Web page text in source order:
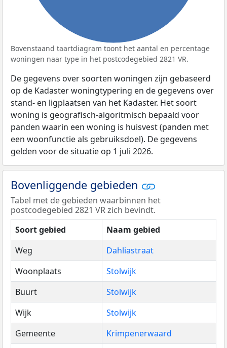
Bovenstaand taartdiagram toont het aantal en percentage
woningen naar type in het postcodegebied 2821 VR.
De gegevens over soorten woningen zijn gebaseerd
op de Kadaster woningtypering en de gegevens over
stand- en ligplaatsen van het Kadaster. Het soort
woning is geografisch-algoritmisch bepaald voor
panden waarin een woning is huisvest (panden met
een woonfunctie als gebruiksdoel). De gegevens
gelden voor de situatie op 1 juli 2026.
Bovenliggende gebieden
Tabel met de gebieden waarbinnen het
postcodegebied 2821 VR zich bevindt.
Soort gebied
Naam gebied
Weg
Dahliastraat
Woonplaats
Stolwijk
Buurt
Stolwijk
Wijk
Stolwijk
Gemeente
Krimpenerwaard